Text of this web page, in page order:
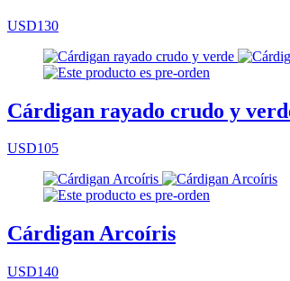
USD130
Cárdigan rayado crudo y
USD105
Cárdigan Arcoíris
USD140